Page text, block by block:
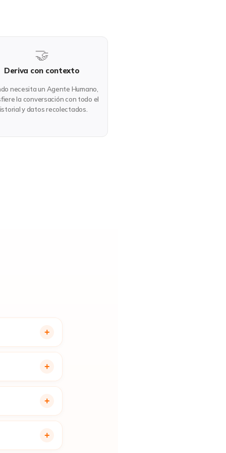
🤝
Deriva con contexto
necesita un Agente Humano,
la conversación con todo el
y datos recolectados.
+
de cada+
Agente IA+
+